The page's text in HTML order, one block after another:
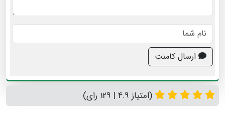
ارسال کامنت
(امتیاز 4.9 | 129 رای)